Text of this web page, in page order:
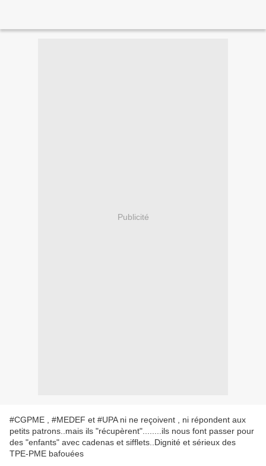
Publicité
#CGPME , #MEDEF et #UPA ni ne reçoivent , ni répondent aux
petits patrons..mais ils "récupèrent"........ils nous font passer pour
des "enfants" avec cadenas et sifflets..Dignité et sérieux des
TPE-PME bafouées